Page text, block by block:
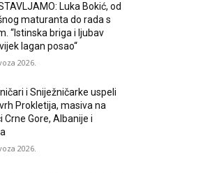
Luka Bokić, od
maturanta do rada s
“Istinska briga i ljubav
lagan posao“
2026.
i Sniježničarke uspeli
Prokletija, masiva na
Crne Gore, Albanije i
2026.